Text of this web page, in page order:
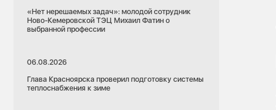
«Нет нерешаемых задач»: молодой сотрудник
Ново-Кемеровской ТЭЦ Михаил Фатин о
выбранной профессии
06.08.2026
Глава Красноярска проверил подготовку системы
теплоснабжения к зиме